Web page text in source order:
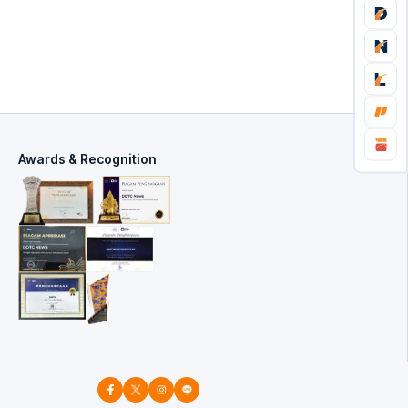
Awards & Recognition